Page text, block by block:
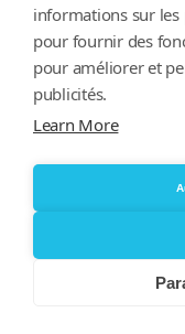
Ideation &
Startup Co-
informations sur
pour fournir des
pour améliorer et
publicités.
Learn More